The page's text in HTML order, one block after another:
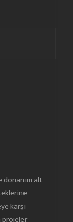
donanım alt
karşı